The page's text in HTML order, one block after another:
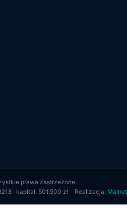
prawa zastrzeżone.
· kapitał: 501.500 zł
Realizacja: Malnet